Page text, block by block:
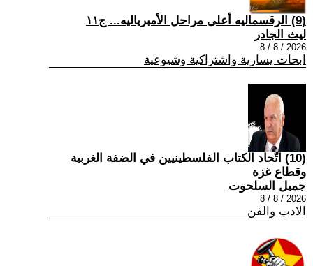
(9) الرقسماليه أعلى مراحل الأمبرياليه... ج١١
ليث الجادر
2026 / 8 / 8
ابحاث يسارية واشتراكية وشيوعية
(10) اتّحاد الكتاب الفلسطينيين في الضفة الغربية
وقطاع غزة
جميل السلحوت
2026 / 8 / 8
الادب والفن